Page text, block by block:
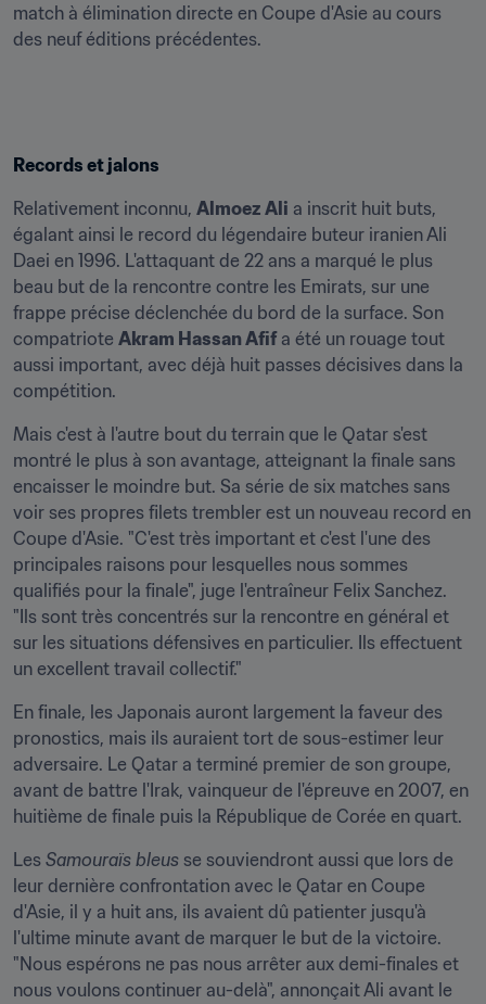
match à élimination directe en Coupe d'Asie au cours
des neuf éditions précédentes.
Records et jalons
Relativement inconnu, Almoez Ali a inscrit huit buts,
égalant ainsi le record du légendaire buteur iranien Ali
Daei en 1996. L'attaquant de 22 ans a marqué le plus
beau but de la rencontre contre les Emirats, sur une
frappe précise déclenchée du bord de la surface. Son
compatriote Akram Hassan Afif a été un rouage tout
aussi important, avec déjà huit passes décisives dans la
compétition.
Mais c'est à l'autre bout du terrain que le Qatar s'est
montré le plus à son avantage, atteignant la finale sans
encaisser le moindre but. Sa série de six matches sans
voir ses propres filets trembler est un nouveau record en
Coupe d'Asie. "C'est très important et c'est l'une des
principales raisons pour lesquelles nous sommes
qualifiés pour la finale", juge l'entraîneur Felix Sanchez.
"Ils sont très concentrés sur la rencontre en général et
sur les situations défensives en particulier. Ils effectuent
un excellent travail collectif."
En finale, les Japonais auront largement la faveur des
pronostics, mais ils auraient tort de sous-estimer leur
adversaire. Le Qatar a terminé premier de son groupe,
avant de battre l'Irak, vainqueur de l'épreuve en 2007, en
huitième de finale puis la République de Corée en quart.
Les Samouraïs bleus se souviendront aussi que lors de
leur dernière confrontation avec le Qatar en Coupe
d'Asie, il y a huit ans, ils avaient dû patienter jusqu'à
l'ultime minute avant de marquer le but de la victoire.
"Nous espérons ne pas nous arrêter aux demi-finales et
nous voulons continuer au-delà", annonçait Ali avant le